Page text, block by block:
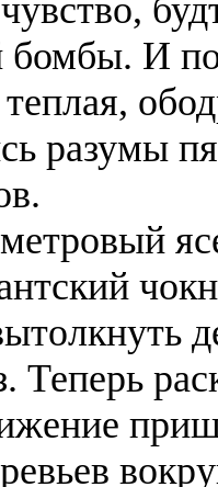
бомбы. И
теплая,
разумы
Теперь